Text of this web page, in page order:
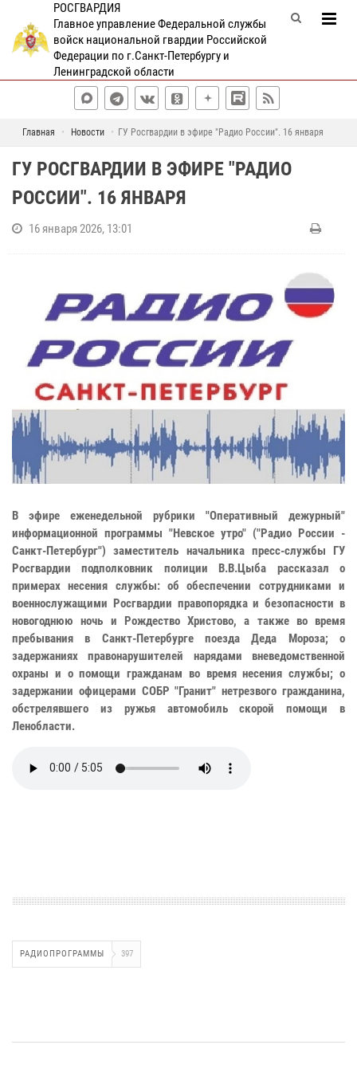
РОСГВАРДИЯ
Главное управление Федеральной службы
войск национальной гвардии Российской
Федерации по г.Санкт-Петербургу и
Ленинградской области
Главная Новости ГУ Росгвардии в эфире "Радио России". 16 января
ГУ РОСГВАРДИИ В ЭФИРЕ "РАДИО
РОССИИ". 16 ЯНВАРЯ
16 января 2026, 13:01
В эфире еженедельной рубрики "Оперативный дежурный"
информационной программы "Невское утро" ("Радио России -
Санкт-Петербург") заместитель начальника пресс-службы ГУ
Росгвардии подполковник полиции В.В.Цыба рассказал о
примерах несения службы: об обеспечении сотрудниками и
военнослужащими Росгвардии правопорядка и безопасности в
новогоднюю ночь и Рождество Христово, а также во время
пребывания в Санкт-Петербурге поезда Деда Мороза; о
задержаниях правонарушителей нарядами вневедомственной
охраны и о помощи гражданам во время несения службы; о
задержании офицерами СОБР "Гранит" нетрезвого гражданина,
обстрелявшего из ружья автомобиль скорой помощи в
Ленобласти.
РАДИОПРОГРАММЫ 397